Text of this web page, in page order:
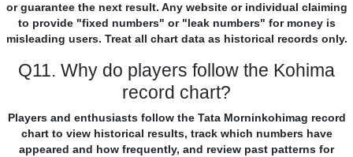
or guarantee the next result. Any website or individual claiming
to provide "fixed numbers" or "leak numbers" for money is
misleading users. Treat all chart data as historical records only.
Q11. Why do players follow the Kohima
record chart?
Players and enthusiasts follow the Tata Morninkohimag record
chart to view historical results, track which numbers have
appeared and how frequently, and review past patterns for